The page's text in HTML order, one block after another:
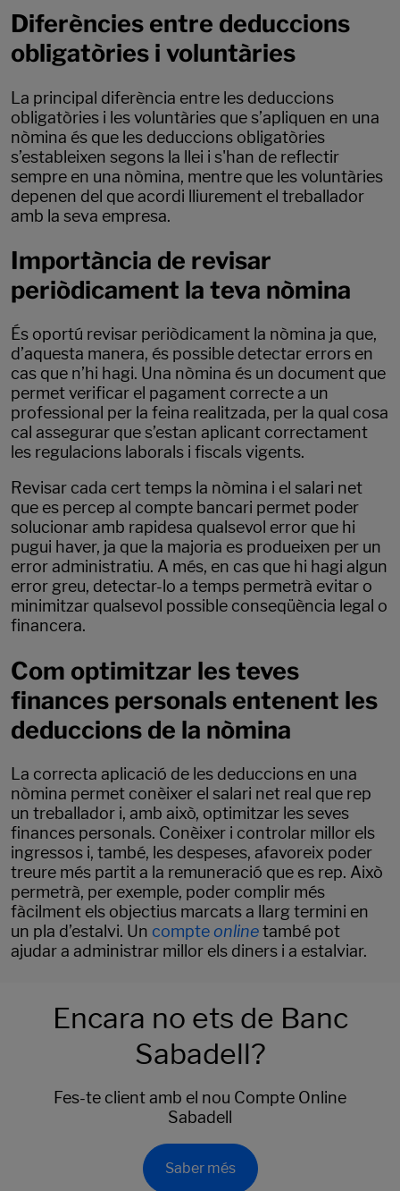
Diferències entre deduccions
obligatòries i voluntàries
La principal diferència entre les deduccions
obligatòries i les voluntàries que s’apliquen en una
nòmina és que les deduccions obligatòries
s’estableixen segons la llei i s'han de reflectir
sempre en una nòmina, mentre que les voluntàries
depenen del que acordi lliurement el treballador
amb la seva empresa.
Importància de revisar
periòdicament la teva nòmina
És oportú revisar periòdicament la nòmina ja que,
d’aquesta manera, és possible detectar errors en
cas que n’hi hagi. Una nòmina és un document que
permet verificar el pagament correcte a un
professional per la feina realitzada, per la qual cosa
cal assegurar que s’estan aplicant correctament
les regulacions laborals i fiscals vigents.
Revisar cada cert temps la nòmina i el salari net
que es percep al compte bancari permet poder
solucionar amb rapidesa qualsevol error que hi
pugui haver, ja que la majoria es produeixen per un
error administratiu. A més, en cas que hi hagi algun
error greu, detectar-lo a temps permetrà evitar o
minimitzar qualsevol possible conseqüència legal o
financera.
Com optimitzar les teves
finances personals entenent les
deduccions de la nòmina
La correcta aplicació de les deduccions en una
nòmina permet conèixer el salari net real que rep
un treballador i, amb això, optimitzar les seves
finances personals. Conèixer i controlar millor els
ingressos i, també, les despeses, afavoreix poder
treure més partit a la remuneració que es rep. Això
permetrà, per exemple, poder complir més
fàcilment els objectius marcats a llarg termini en
un pla d’estalvi. Un compte onlinetambé pot
ajudar a administrar millor els diners i a estalviar.
Encara no ets de Banc
Sabadell?
Fes-te client amb el nou Compte Online
Sabadell
Saber més